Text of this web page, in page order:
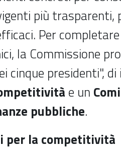
più trasparenti,
Per
la Commissione
cinque presidenti",
e un
pubbliche.
per la competitività